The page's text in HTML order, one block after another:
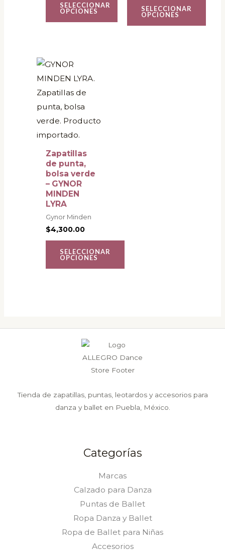
SELECCIONAR
OPCIONES SELECCIONAR
OPCIONES
producto
Zapatillas
de punta,
bolsa verde
– GYNOR
MINDEN
LYRA
Gynor Minden
$4,300.00
SELECCIONAR
OPCIONES
Este
producto
tiene
múltiples
variantes.
Las
opciones
se
pueden
elegir
en
la
página
producto
Tienda de zapatillas, puntas, leotardos y accesorios para
danza y ballet en Puebla, México.
Categorías
Marcas
Calzado para Danza
Puntas de Ballet
Ropa Danza y Ballet
Ropa de Ballet para Niñas
Accesorios